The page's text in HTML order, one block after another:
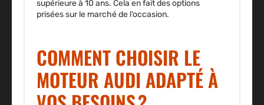
supérieure à 10 ans. Cela en fait des options
prisées sur le marché de l’occasion.
COMMENT CHOISIR LE
MOTEUR AUDI ADAPTÉ À